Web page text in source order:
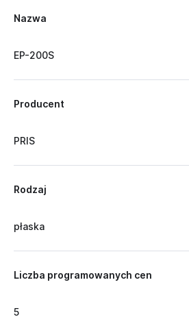
Nazwa
EP-200S
Producent
PRIS
Rodzaj
płaska
Liczba programowanych cen
5